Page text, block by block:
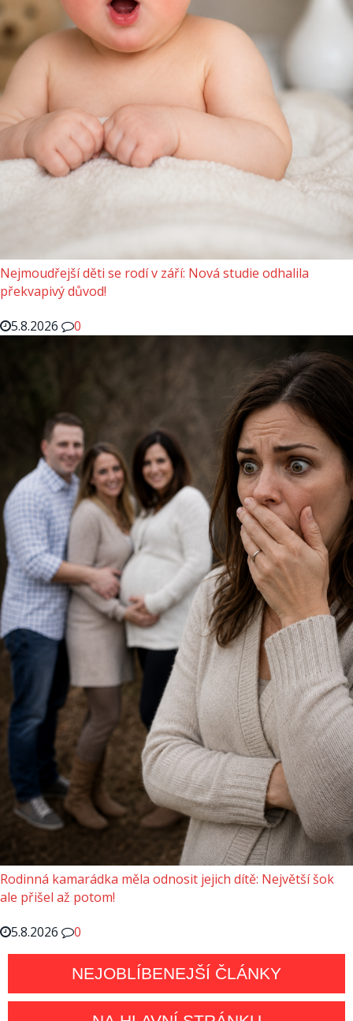
Nejmoudřejší děti se rodí v září: Nová studie odhalila
překvapivý důvod!
5.8.2026
0
Rodinná kamarádka měla odnosit jejich dítě: Největší šok
ale přišel až potom!
5.8.2026
0
NEJOBLÍBENEJŠÍ ČLÁNKY